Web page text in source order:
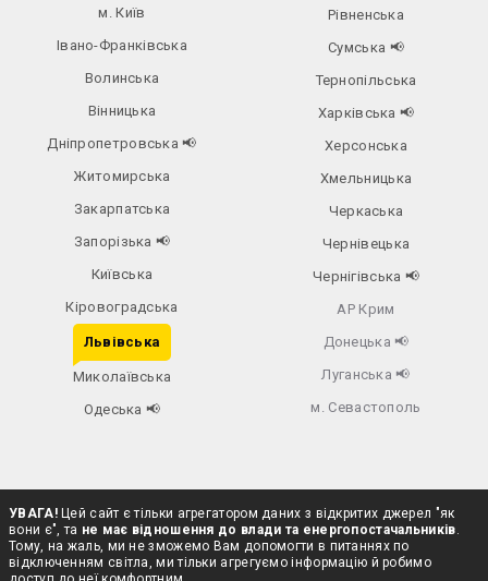
м. Київ
Івано-Франківська
Волинська
Вінницька
Дніпропетровська📢
Житомирська
Закарпатська
Запорізька 📢
Київська
Кіровоградська
Львівська
Миколаївська
Одеська📢
Рівненська
Сумська 📢
Тернопільська
Харківська 📢
Херсонська
Хмельницька
Черкаська
Чернівецька
Чернігівська 📢
АР Крим
Донецька 📢
Луганська 📢
м. Севастополь
УВАГА!Цей сайт є тільки агрегатором даних з відкритих джерел "як
вони є", та не має відношення до влади та енергопостачальників.
Тому, на жаль, ми не зможемо Вам допомогти в питаннях по
відключенням світла, ми тільки агрегуємо інформацію й робимо